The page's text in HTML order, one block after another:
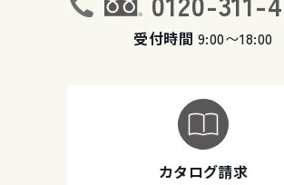
受付時間 9:00〜18:00
カタログ請求